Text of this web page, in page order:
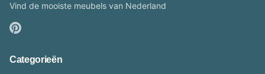
Vind de mooiste meubels van Nederland
Categorieën